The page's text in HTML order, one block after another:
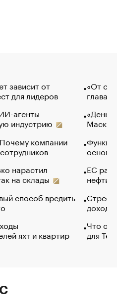
зависит от
для лидеров
агенты
индустрию
компании
нарастил
на склады
способ вредить
яхт и квартир
«От
глава
Маск в
основ
ЕС
нефти
Что
для